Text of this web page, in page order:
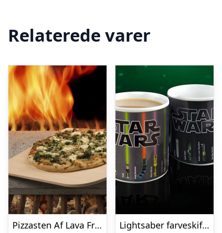
Relaterede varer
Pizzasten Af Lava Fra Etna
Lightsaber farveskiftende krus